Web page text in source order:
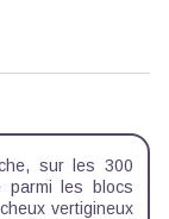
sur les 300
parmi les blocs
vertigineux